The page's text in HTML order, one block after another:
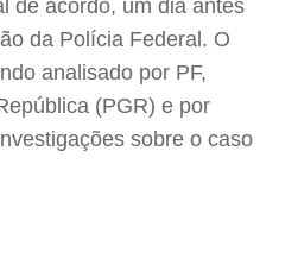
de acordo, um dia antes
da Polícia Federal. O
analisado por PF,
(PGR) e por
sobre o caso